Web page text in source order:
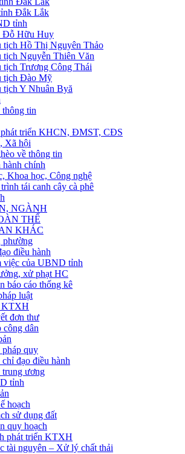
Đắk Lắk
tỉnh
Đỗ Hữu Huy
tịch Hồ Thị Nguyên Thảo
tịch Nguyễn Thiên Văn
tịch Trương Công Thái
tịch Đào Mỹ
tịch Y Nhuân Byă
thông tin
triển KHCN, ĐMST, CĐS
Xã hội
về thông tin
hành chính
Khoa học, Công nghệ
tái canh cây cà phê
NGÀNH
THỂ
KHÁC
phường
điều hành
việc của UBND tỉnh
xử phạt HC
báo cáo thống kê
luật
KTXH
đơn thư
dân
quy
đạo điều hành
trung ương
tỉnh
hoạch
sử dụng đất
quy hoạch
phát triển KTXH
tài nguyên – Xử lý chất thải